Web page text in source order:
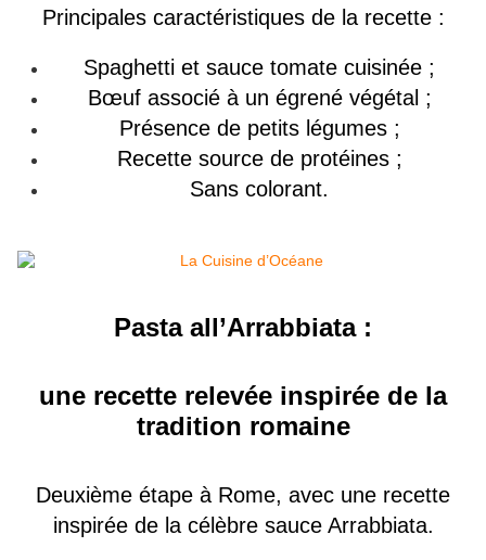
Principales caractéristiques de la recette :
Spaghetti et sauce tomate cuisinée ;
Bœuf associé à un égrené végétal ;
Présence de petits légumes ;
Recette source de protéines ;
Sans colorant.
Pasta all’Arrabbiata :
une recette relevée inspirée de la
tradition romaine
Deuxième étape à Rome, avec une recette
inspirée de la célèbre sauce Arrabbiata.